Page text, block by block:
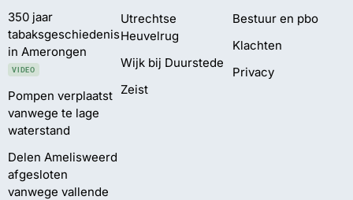
350 jaar
tabaksgeschiedenis
in Amerongen
VIDEO
Pompen verplaatst
vanwege te lage
waterstand
Delen Amelisweerd
afgesloten
vanwege vallende
Utrechtse
Heuvelrug
Wijk bij Duurstede
Zeist
Bestuur en pbo
Klachten
Privacy